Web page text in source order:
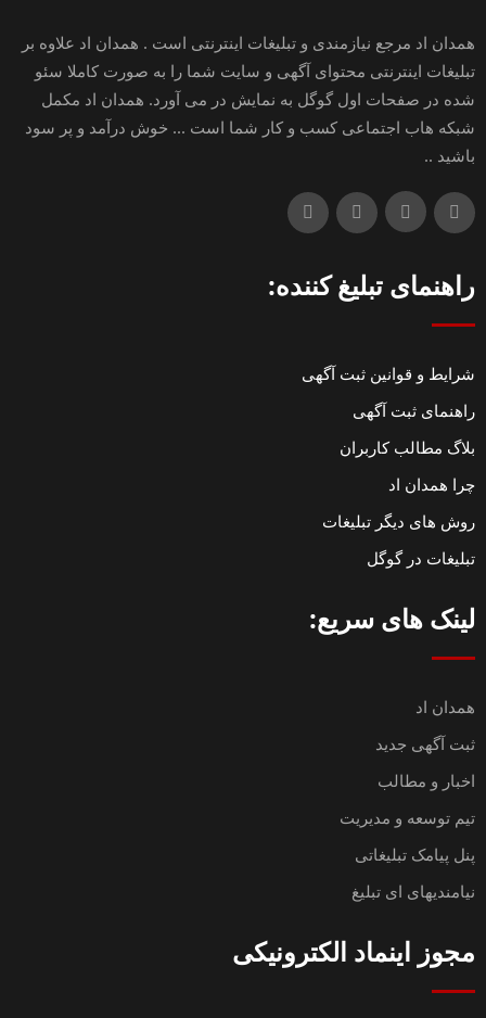
همدان اد مرجع نیازمندی و تبلیغات اینترنتی است . همدان اد علاوه بر
تبلیغات اینترنتی محتوای آگهی و سایت شما را به صورت کاملا سئو
شده در صفحات اول گوگل به نمایش در می آورد. همدان اد مکمل
شبکه هاب اجتماعی کسب و کار شما است ... خوش درآمد و پر سود
باشید ..
راهنمای تبلیغ کننده:
شرایط و قوانین ثبت آگهی
راهنمای ثبت آگهی
بلاگ مطالب کاربران
چرا همدان اد
روش های دیگر تبلیغات
تبلیغات در گوگل
لینک های سریع:
همدان اد
ثبت آگهی جدید
اخبار و مطالب
تیم توسعه و مدیریت
پنل پیامک تبلیغاتی
نیامندیهای ای تبلیغ
مجوز اینماد الکترونیکی